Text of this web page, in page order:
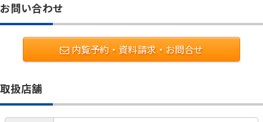
お問い合わせ
内覧予約・資料請求・お問合せ
取扱店舗